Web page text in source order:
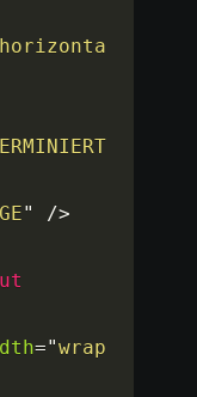
horizonta
" />
="wrap